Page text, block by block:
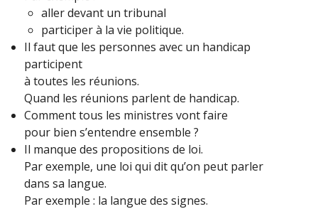
aller devant un tribunal
participer à la vie politique.
Il faut que les personnes avec un handicap
participent
à toutes les réunions.
Quand les réunions parlent de handicap.
Comment tous les ministres vont faire
pour bien s’entendre ensemble ?
Il manque des propositions de loi.
Par exemple, une loi qui dit qu’on peut parler
dans sa langue.
Par exemple : la langue des signes.